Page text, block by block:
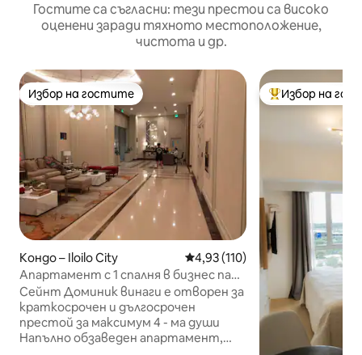
Гостите са съгласни: тези престои са високо
оценени заради тяхното местоположение,
чистота и др.
Избор на гостите
Избор на гостите
Кондо – Iloilo City Средна оценка: 4,93 от 5,
4,93 (110)
Апартамент с 1 спалня в бизнес парк
в Илоило
Сейнт Доминик винаги е отворен за
краткосрочен и дългосрочен
престой за максимум 4 - ма души
Напълно обзаведен апартамент,
Най-популярен
Избор на